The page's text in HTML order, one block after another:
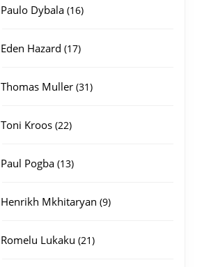
Paulo Dybala 1616
Eden Hazard 1717
Thomas Muller 3131
Toni Kroos 2222
Paul Pogba 1313
Henrikh Mkhitaryan 99
Romelu Lukaku 2121